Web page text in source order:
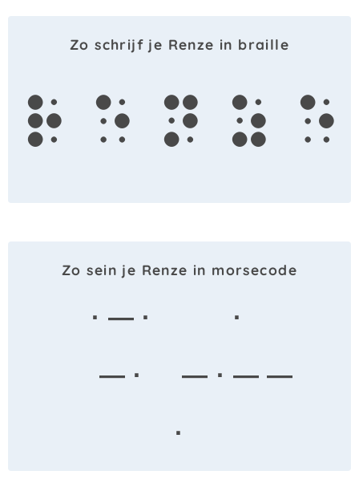
Zo schrijf je Renze in braille
r e n z e
Zo sein je Renze in morsecode
· — ·
·
— ·
— · — —
·